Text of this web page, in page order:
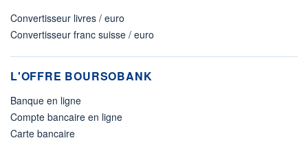
Convertisseur livres / euro
Convertisseur franc suisse / euro
L'OFFRE BOURSOBANK
Banque en ligne
Compte bancaire en ligne
Carte bancaire